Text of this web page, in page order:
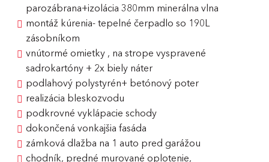
parozábrana+izolácia 380mm minerálna vlna
montáž kúrenia- tepelné čerpadlo so 190L
zásobníkom
vnútormé omietky , na strope vyspravené
sadrokartóny + 2x biely náter
podlahový polystyrén+ betónový poter
realizácia bleskozvodu
podkrovné vyklápacie schody
dokončená vonkajšia fasáda
zámková dlažba na 1 auto pred garážou
chodník, predné murované oplotenie,